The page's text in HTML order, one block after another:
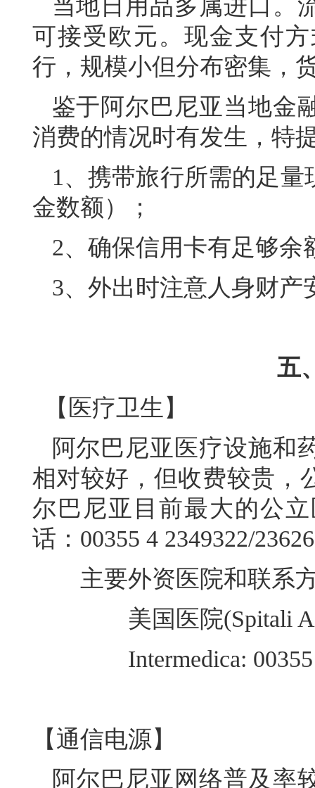
当地日用品多属进口。
可接受欧元。现金支付
行，规模小但分布密集，
鉴于阿尔巴尼亚当地金
消费的情况时有发生，特
1、携带旅行所需的足
金数额）；
2、确保信用卡有足够余
3、外出时注意人身财产
五
【医疗卫生】
阿尔巴尼亚医疗设施和
相对较好，但收费较贵，
尔巴尼亚目前最大的公
话：00355 4 2349322/
主要外资医院和联系
美国医院(Spitali
Intermedica: 00355 4
【通信电源】
阿尔巴尼亚网络普及率